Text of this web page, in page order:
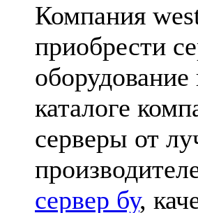
Компания
приобрести
каталоге
серверы от
сервер бу,